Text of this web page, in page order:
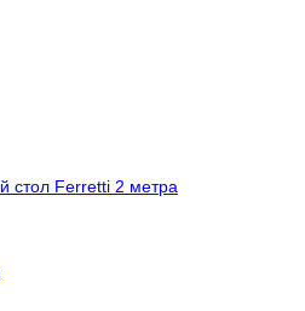
стол Ferretti 2 метра